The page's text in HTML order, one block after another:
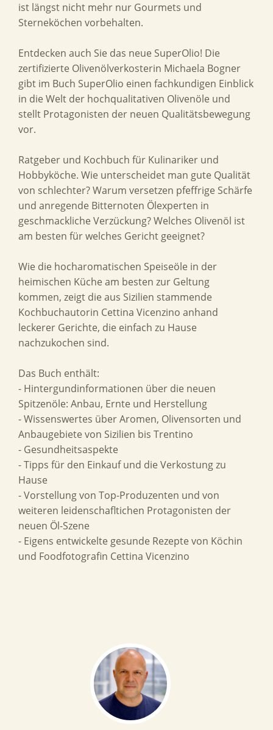
ist längst nicht mehr nur Gourmets und
Sterneköchen vorbehalten.
Entdecken auch Sie das neue SuperOlio! Die
zertifizierte Olivenölverkosterin Michaela Bogner
gibt im Buch SuperOlio einen fachkundigen Einblick
in die Welt der hochqualitativen Olivenöle und
stellt Protagonisten der neuen Qualitätsbewegung
vor.
Ratgeber und Kochbuch für Kulinariker und
Hobbyköche. Wie unterscheidet man gute Qualität
von schlechter? Warum versetzen pfeffrige Schärfe
und anregende Bitternoten Ölexperten in
geschmackliche Verzückung? Welches Olivenöl ist
am besten für welches Gericht geeignet?
Wie die hocharomatischen Speiseöle in der
heimischen Küche am besten zur Geltung
kommen, zeigt die aus Sizilien stammende
Kochbuchautorin Cettina Vicenzino anhand
leckerer Gerichte, die einfach zu Hause
nachzukochen sind.
Das Buch enthält:
- Hintergundinformationen über die neuen
Spitzenöle: Anbau, Ernte und Herstellung
- Wissenswertes über Aromen, Olivensorten und
Anbaugebiete von Sizilien bis Trentino
- Gesundheitsaspekte
- Tipps für den Einkauf und die Verkostung zu
Hause
- Vorstellung von Top-Produzenten und von
weiteren leidenschafltichen Protagonisten der
neuen Öl-Szene
- Eigens entwickelte gesunde Rezepte von Köchin
und Foodfotografin Cettina Vicenzino